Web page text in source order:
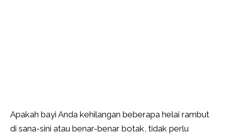
Apakah bayi Anda kehilangan beberapa helai rambut
di sana-sini atau benar-benar botak, tidak perlu